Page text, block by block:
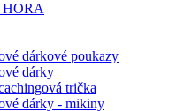
dárkové poukazy
dárky
trička
dárky - mikiny